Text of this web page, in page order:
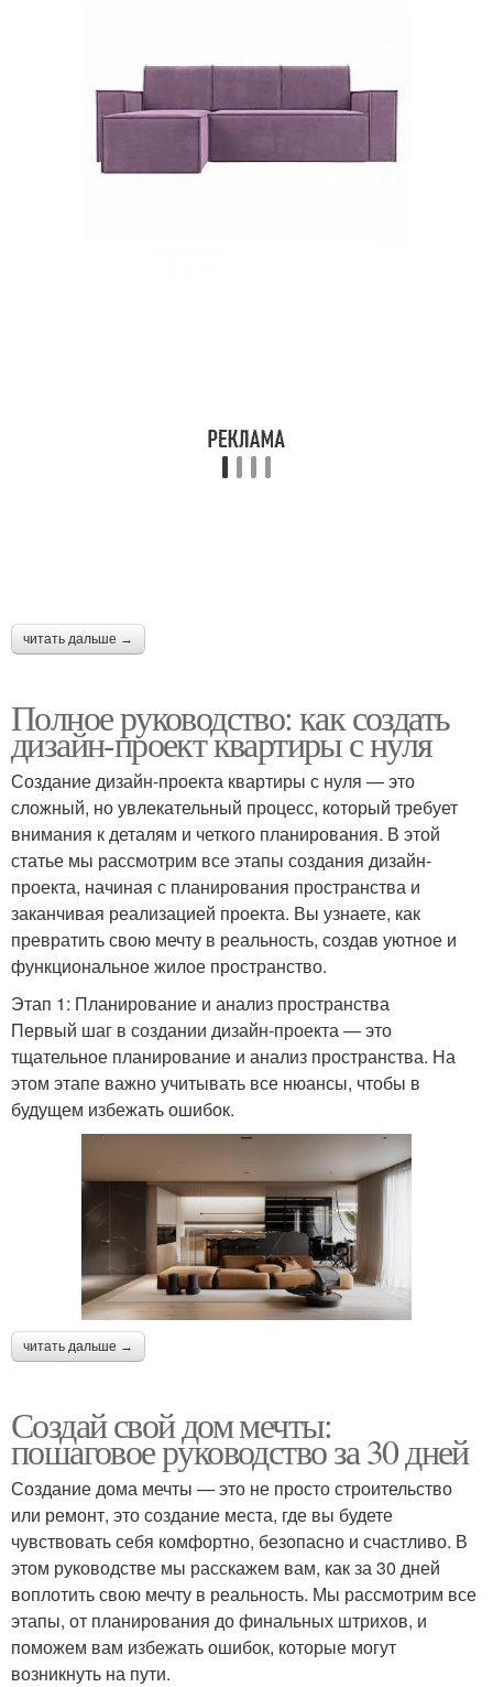
читать дальше →
Полное руководство: как создать
дизайн-проект квартиры с нуля
Создание дизайн-проекта квартиры с нуля — это
сложный, но увлекательный процесс, который требует
внимания к деталям и четкого планирования. В этой
статье мы рассмотрим все этапы создания дизайн-
проекта, начиная с планирования пространства и
заканчивая реализацией проекта. Вы узнаете, как
превратить свою мечту в реальность, создав уютное и
функциональное жилое пространство.
Этап 1: Планирование и анализ пространства
Первый шаг в создании дизайн-проекта — это
тщательное планирование и анализ пространства. На
этом этапе важно учитывать все нюансы, чтобы в
будущем избежать ошибок.
читать дальше →
Создай свой дом мечты:
пошаговое руководство за 30 дней
Создание дома мечты — это не просто строительство
или ремонт, это создание места, где вы будете
чувствовать себя комфортно, безопасно и счастливо. В
этом руководстве мы расскажем вам, как за 30 дней
воплотить свою мечту в реальность. Мы рассмотрим все
этапы, от планирования до финальных штрихов, и
поможем вам избежать ошибок, которые могут
возникнуть на пути.